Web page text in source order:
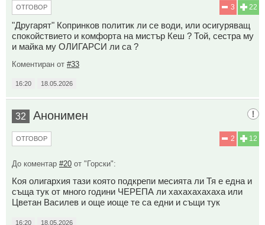
22
3
ОТГОВОР
"Другарят" Копринков политик ли се води, или осигуряващ
спокойствието и комфорта на мистър Кеш ? Той, сестра му
и майка му ОЛИГАРСИ ли са ?
Коментиран от #33
16:20 18.05.2026
32 Анонимен
12
2
ОТГОВОР
До коментар #20 от "Горски":
Коя олигархия тази която подкрепи месията ли Тя е една и
съща тук от много години ЧЕРЕПА ли хахахахахаха или
Цветан Василев и още иоще те са едни и същи тук
16:20 18.05.2026